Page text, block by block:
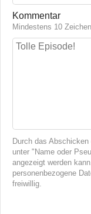
Kommentar
Mindestens 10 Zeichen
Durch das
unter "Name oder
angezeigt werden
personenbezogene
freiwillig.